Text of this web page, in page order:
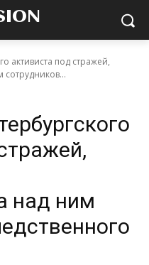
активиста под стражей,
сотрудников...
над ним